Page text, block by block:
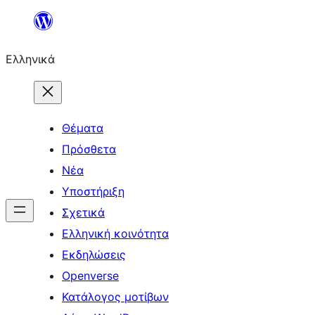
Μετάβαση
περιεχόμενο
Ελληνικά
Θέματα
Πρόσθετα
Νέα
Υποστήριξη
Σχετικά
Ελληνική κοινότητα
Εκδηλώσεις
Openverse
Κατάλογος μοτίβων